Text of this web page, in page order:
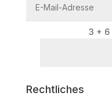
3 + 6
Rechtliches